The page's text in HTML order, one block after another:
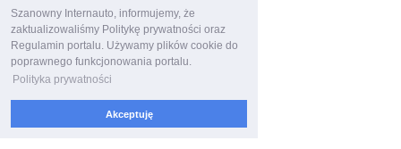
Szanowny Internauto, informujemy, że
zaktualizowaliśmy Politykę prywatności oraz
Regulamin portalu. Używamy plików cookie do
poprawnego funkcjonowania portalu.
Polityka prywatności
Akceptuję